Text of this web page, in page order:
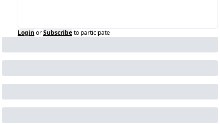
Login orSubscribeto participate